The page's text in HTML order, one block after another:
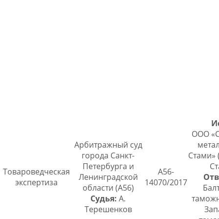
Товароведческая
экспертиза
Арбитражный суд
города Санкт-
Петербурга и
Ленинградской
области (А56)
Судья: А.
Терешенков
А56-
14070/2017
ООО